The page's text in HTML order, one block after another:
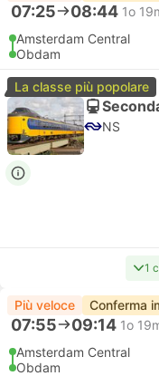
07:25 08:44 1o
Amsterdam Central
Obdam
La classe più popolare
NS
1
Più veloce Conferma
07:55 09:14 1o
Amsterdam Central
Obdam